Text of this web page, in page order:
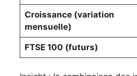
Croissance (variation
mensuelle)
FTSE 100 (futurs)